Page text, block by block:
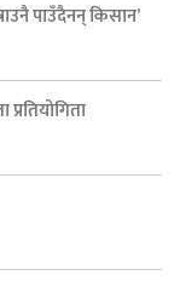
पाउँदैनन् किसान’